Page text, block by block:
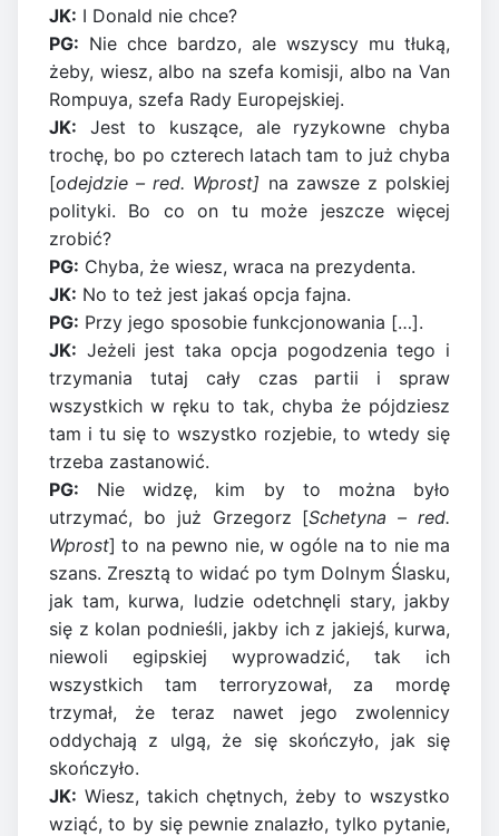
JK: I Donald nie chce?
PG: Nie chce bardzo, ale wszyscy mu tłuką,
żeby, wiesz, albo na szefa komisji, albo na Van
Rompuya, szefa Rady Europejskiej.
JK: Jest to kuszące, ale ryzykowne chyba
trochę, bo po czterech latach tam to już chyba
[odejdzie – red. Wprost] na zawsze z polskiej
polityki. Bo co on tu może jeszcze więcej
zrobić?
PG: Chyba, że wiesz, wraca na prezydenta.
JK: No to też jest jakaś opcja fajna.
PG: Przy jego sposobie funkcjonowania […].
JK: Jeżeli jest taka opcja pogodzenia tego i
trzymania tutaj cały czas partii i spraw
wszystkich w ręku to tak, chyba że pójdziesz
tam i tu się to wszystko rozjebie, to wtedy się
trzeba zastanowić.
PG: Nie widzę, kim by to można było
utrzymać, bo już Grzegorz [Schetyna – red.
Wprost] to na pewno nie, w ogóle na to nie ma
szans. Zresztą to widać po tym Dolnym Ślasku,
jak tam, kurwa, ludzie odetchnęli stary, jakby
się z kolan podnieśli, jakby ich z jakiejś, kurwa,
niewoli egipskiej wyprowadzić, tak ich
wszystkich tam terroryzował, za mordę
trzymał, że teraz nawet jego zwolennicy
oddychają z ulgą, że się skończyło, jak się
skończyło.
JK: Wiesz, takich chętnych, żeby to wszystko
wziąć, to by się pewnie znalazło, tylko pytanie,